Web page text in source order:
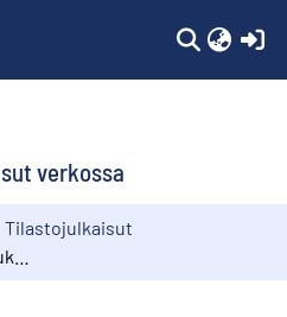
verkossa
Tilastojulkaisut